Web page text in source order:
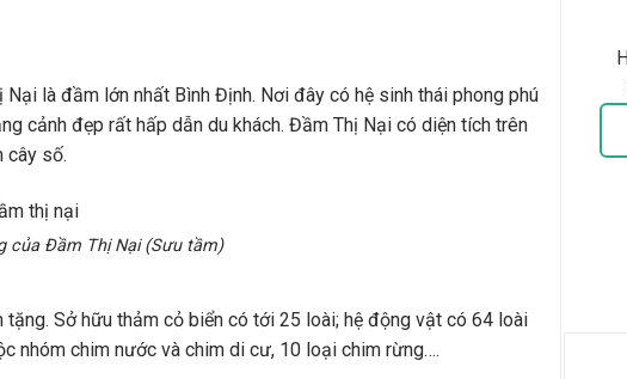
là đầm lớn nhất Bình Định. Nơi đây có hệ sinh thái phong phú
cảnh đẹp rất hấp dẫn du khách. Đầm Thị Nại có diện tích trên
cây số.
của Đầm Thị Nại (Sưu tầm)
Sở hữu thảm cỏ biển có tới 25 loài; hệ động vật có 64 loài
nhóm chim nước và chim di cư, 10 loại chim rừng….